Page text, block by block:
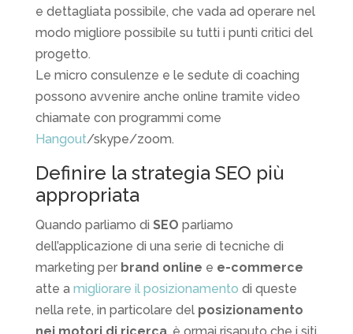
e dettagliata possibile, che vada ad operare nel
modo migliore possibile su tutti i punti critici del
progetto.
Le micro consulenze e le sedute di coaching
possono avvenire anche online tramite video
chiamate con programmi come
Hangout/skype/zoom.
Definire la strategia SEO più
appropriata
Quando parliamo di SEO parliamo
dell’applicazione di una serie di tecniche di
marketing per brand online e e-commerce
atte a migliorare il posizionamento di queste
nella rete, in particolare del posizionamento